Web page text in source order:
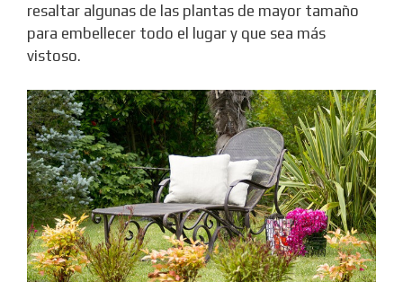
resaltar algunas de las plantas de mayor tamaño
para embellecer todo el lugar y que sea más
vistoso.